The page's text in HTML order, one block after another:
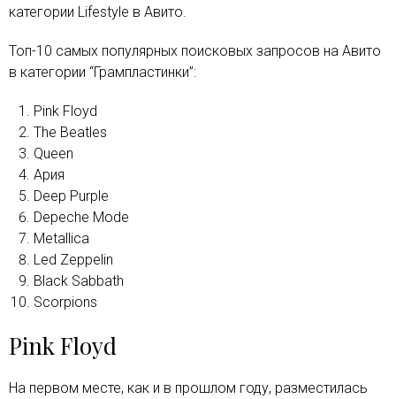
категории Lifestyle в Авито.
Топ-10 самых популярных поисковых запросов на Авито
в категории “Грампластинки”:
Pink Floyd
The Beatles
Queen
Ария
Deep Purple
Depeche Mode
Metallica
Led Zeppelin
Black Sabbath
Scorpions
Pink Floyd
На первом месте, как и в прошлом году, разместилась